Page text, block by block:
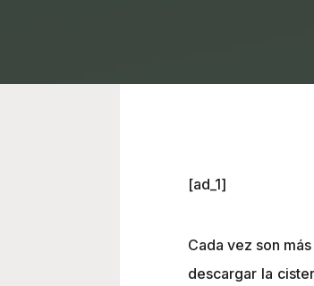
[ad_1]
Cada vez son
descargar la